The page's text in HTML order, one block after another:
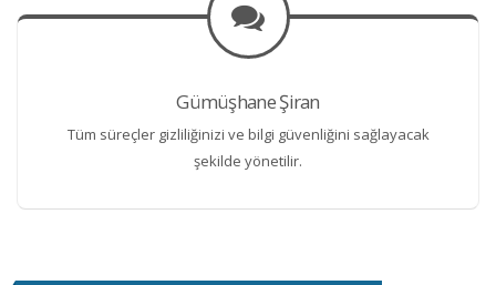
Gümüşhane Şiran
Tüm süreçler gizliliğinizi ve bilgi güvenliğini sağlayacak
şekilde yönetilir.